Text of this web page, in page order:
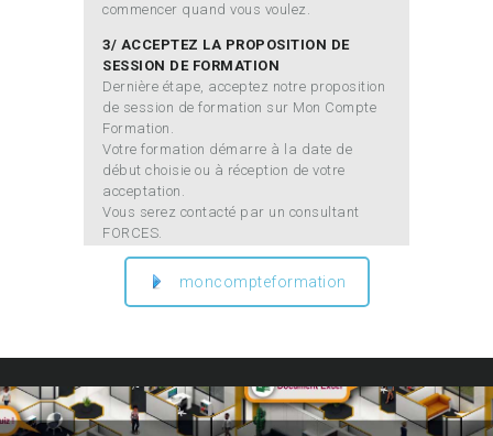
commencer quand vous voulez.
3/ ACCEPTEZ LA PROPOSITION DE
SESSION DE FORMATION
Dernière étape, acceptez notre proposition
de session de formation sur Mon Compte
Formation.
Votre formation démarre à la date de
début choisie ou à réception de votre
acceptation.
Vous serez contacté par un consultant
FORCES.
moncompteformation